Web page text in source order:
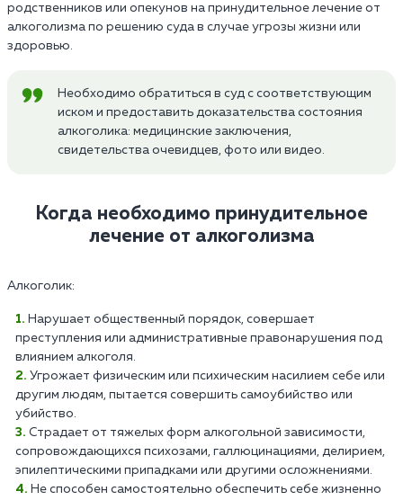
родственников или опекунов на принудительное лечение от
алкоголизма по решению суда в случае угрозы жизни или
здоровью.
Необходимо обратиться в суд с соответствующим
иском и предоставить доказательства состояния
алкоголика: медицинские заключения,
свидетельства очевидцев, фото или видео.
Когда необходимо принудительное
лечение от алкоголизма
Алкоголик:
Нарушает общественный порядок, совершает
преступления или административные правонарушения под
влиянием алкоголя.
Угрожает физическим или психическим насилием себе или
другим людям, пытается совершить самоубийство или
убийство.
Страдает от тяжелых форм алкогольной зависимости,
сопровождающихся психозами, галлюцинациями, делирием,
эпилептическими припадками или другими осложнениями.
Не способен самостоятельно обеспечить себе жизненно